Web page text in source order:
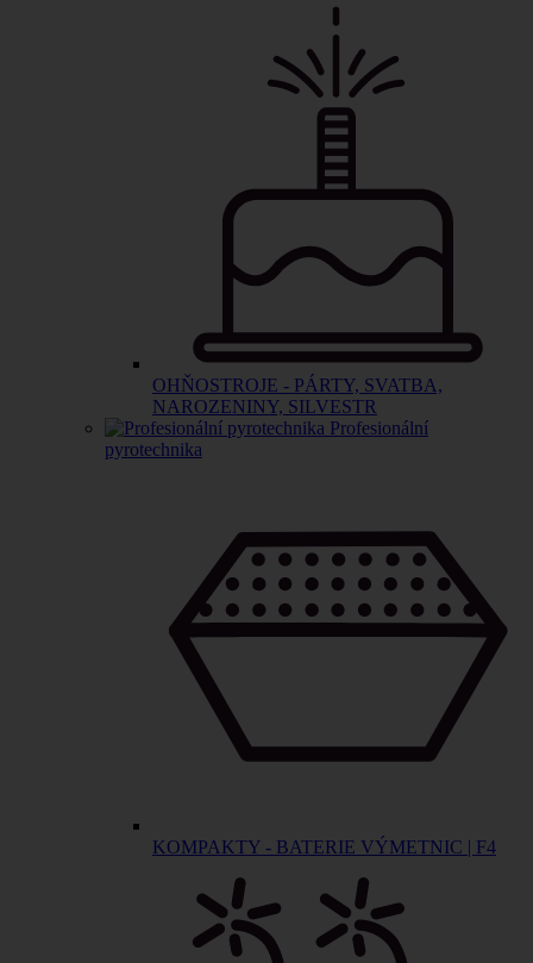
OHŇOSTROJE - PÁRTY, SVATBA,
NAROZENINY, SILVESTR
Profesionální
pyrotechnika
KOMPAKTY - BATERIE VÝMETNIC | F4